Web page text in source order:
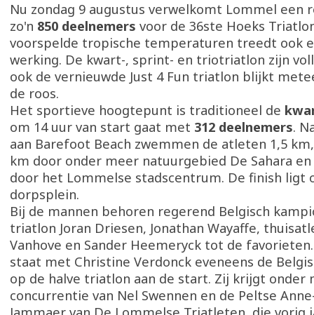
Nu zondag 9 augustus verwelkomt Lommel een
zo'n 850 deelnemers voor de 36ste Hoeks
voorspelde tropische temperaturen treedt ook
werking. De kwart-, sprint- en triotriatlon zijn
ook de vernieuwde Just 4 Fun triatlon blijkt
de roos.
Het sportieve hoogtepunt is traditioneel de
om 14 uur van start gaat met 312 deelnemers.
aan Barefoot Beach zwemmen de atleten 1,5
km door onder meer natuurgebied De Sahara
door het Lommelse stadscentrum. De finish ligt
dorpsplein.
Bij de mannen behoren regerend Belgisch
triatlon Joran Driesen, Jonathan Wayaffe,
Vanhove en Sander Heemeryck tot de
staat met Christine Verdonck eveneens de
op de halve triatlon aan de start. Zij krijgt onder
concurrentie van Nel Swennen en de Peltse